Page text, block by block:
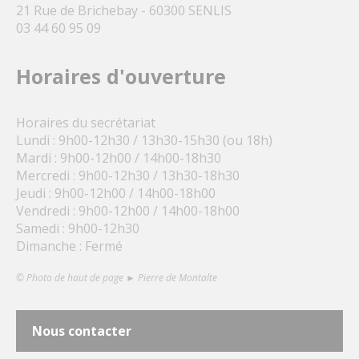
21 Rue de Brichebay - 60300 SENLIS
03 44 60 95 09
Horaires d'ouverture
Horaires du secrétariat
Lundi : 9h00-12h30 / 13h30-15h30 (ou 18h)
Mardi : 9h00-12h00 / 14h00-18h30
Mercredi : 9h00-12h30 / 13h30-18h30
Jeudi : 9h00-12h00 / 14h00-18h00
Vendredi : 9h00-12h00 / 14h00-18h00
Samedi : 9h00-12h30
Dimanche : Fermé
© Photo de haut de page ► Pierre de Montalte
Nous contacter